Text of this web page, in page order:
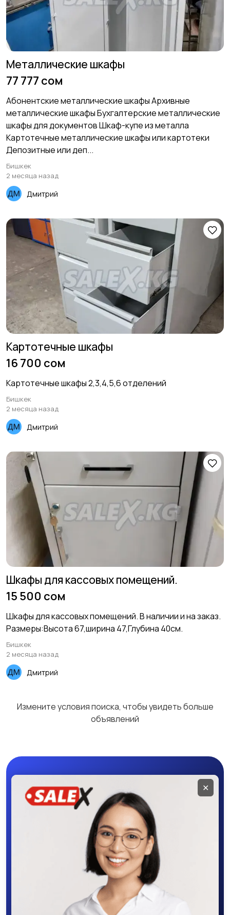
Металлические шкафы
77 777 сом
Абонентские металлические шкафы Архивные
металлические шкафы Бухгалтерские металлические
шкафы для документов Шкаф-купе из металла
Картотечные металлические шкафы или картотеки
Депозитные или деп...
Бишкек
2 месяца назад
Дмитрий
Картотечные шкафы
16 700 сом
Картотечные шкафы 2,3,4,5,6 отделений
Бишкек
2 месяца назад
Дмитрий
Шкафы для кассовых помещений.
15 500 сом
Шкафы для кассовых помещений. В наличии и на заказ.
Размеры:Высота 67,ширина 47,Глубина 40см.
Бишкек
2 месяца назад
Дмитрий
Измените условия поиска, чтобы увидеть больше
объявлений
Мобильное
приложение
Скачайте приложение в Google Play –
крутите колесо фортуны, выигрывайте
бонусы, удобно ищите и размещайте
объявления - все это в нашем мобильном
приложении SALEX!
✕